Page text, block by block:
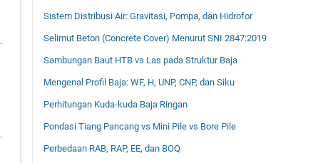
Sistem Distribusi Air: Gravitasi, Pompa, dan Hidrofor
Selimut Beton (Concrete Cover) Menurut SNI 2847:2019
Sambungan Baut HTB vs Las pada Struktur Baja
Mengenal Profil Baja: WF, H, UNP, CNP, dan Siku
Perhitungan Kuda-kuda Baja Ringan
Pondasi Tiang Pancang vs Mini Pile vs Bore Pile
Perbedaan RAB, RAP, EE, dan BOQ